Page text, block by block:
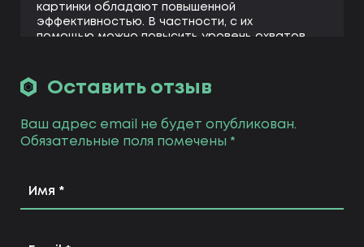
картинки обладают повышенной
эффективностью. В частности, с их
помощью можно повысить уровень охватов
предполагает использование различных
фигур;
образов.
Оставить отзыв
Ваш адрес email не будет опубликован.
Обязательные поля помечены *